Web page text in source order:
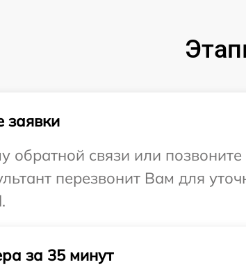
обратной связи или
перезвонит Вам для
за 35 минут